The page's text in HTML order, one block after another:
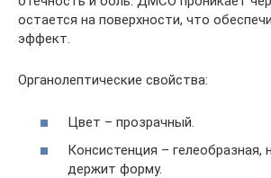
остается на поверхности, что
эффект.
Органолептические свойства:
Цвет – прозрачный.
Консистенция – гелеобразная,
держит форму.